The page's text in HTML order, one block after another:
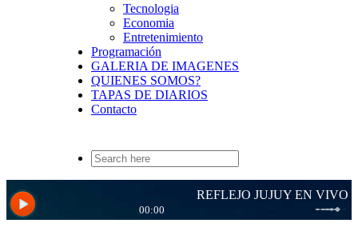
Tecnologia
Economia
Entretenimiento
Programación
GALERIA DE IMAGENES
QUIENES SOMOS?
TAPAS DE DIARIOS
Contacto
Search
for: